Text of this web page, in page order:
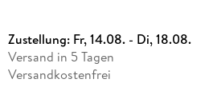
Zustellung: Fr, 14.08. - Di, 18.08.
Versand in 5 Tagen
Versandkostenfrei